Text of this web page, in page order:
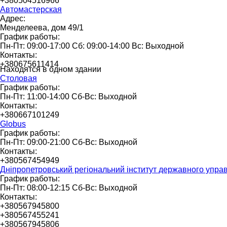
Автомастерская
Адрес:
Менделеева, дом 49/1
График работы:
Пн-Пт: 09:00-17:00 Сб: 09:00-14:00 Вс: Выходной
Контакты:
+380675611414
Находятся в одном здании
Столовая
График работы:
Пн-Пт: 11:00-14:00 Сб-Вс: Выходной
Контакты:
+380667101249
Globus
График работы:
Пн-Пт: 09:00-21:00 Сб-Вс: Выходной
Контакты:
+380567454949
Дніпропетровський регіональний інститут державного
График работы:
Пн-Пт: 08:00-12:15 Сб-Вс: Выходной
Контакты:
+380567945800
+380567455241
+380567945806